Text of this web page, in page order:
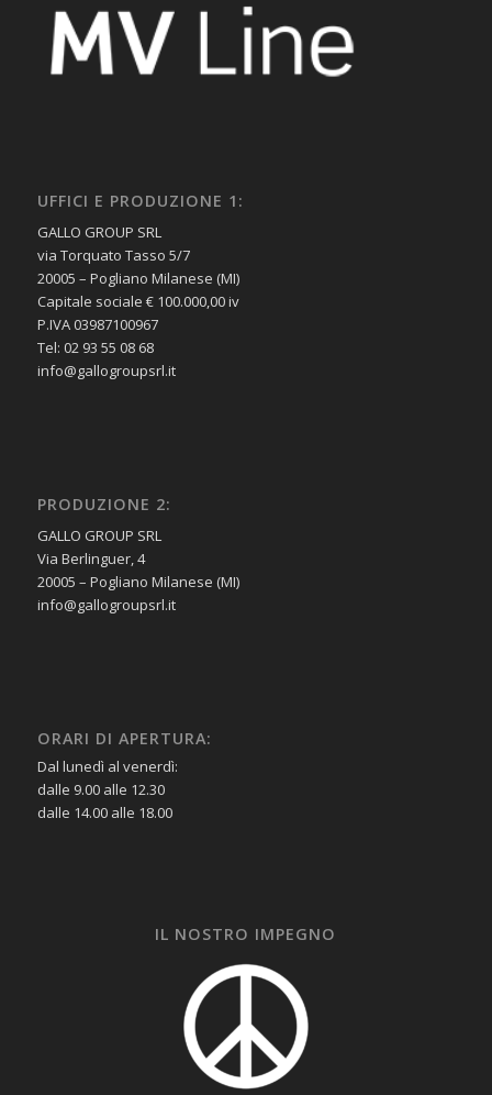
UFFICI E PRODUZIONE 1:
GALLO GROUP SRL
via Torquato Tasso 5/7
20005 – Pogliano Milanese (MI)
Capitale sociale € 100.000,00 iv
P.IVA 03987100967
Tel: 02 93 55 08 68
info@gallogroupsrl.it
PRODUZIONE 2:
GALLO GROUP SRL
Via Berlinguer, 4
20005 – Pogliano Milanese (MI)
info@gallogroupsrl.it
ORARI DI APERTURA:
Dal lunedì al venerdì:
dalle 9.00 alle 12.30
dalle 14.00 alle 18.00
IL NOSTRO IMPEGNO